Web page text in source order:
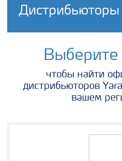
Дистрибьюторы
Выберите
чтобы найти
дистрибьюторов
вашем